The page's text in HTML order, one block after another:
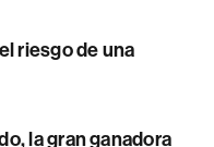
riesgo de una
la gran ganadora